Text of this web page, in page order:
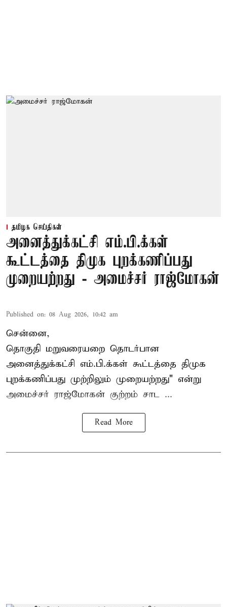
தமிழக செய்திகள்
அனைத்துக்கட்சி எம்.பி.க்கள்
கூட்டத்தை திமுக புறக்கணிப்பது
முறையற்றது - அமைச்சர் ராஜ்மோகன்
Published on: 08 Aug 2026, 10:42 am
சென்னை,
தொகுதி மறுவரையறை தொடர்பான
அனைத்துக்கட்சி எம்.பி.க்கள் கூட்டத்தை திமுக
புறக்கணிப்பது முற்றிலும் முறையற்றது" என்று
அமைச்சர் ராஜ்மோகன் குற்றம் சாட ...
Read More